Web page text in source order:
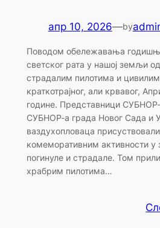
апр 10, 2026—by
Поводом обележавања
светског рата у нашој земљи
страдалим пилотима и
краткотрајног, али крвавог,
године. Представници
СУБНОР-а града Новог Сада и
ваздухопловаца
комеморативним активности у
погинуле и страдале. Том
храбрим пилотима…